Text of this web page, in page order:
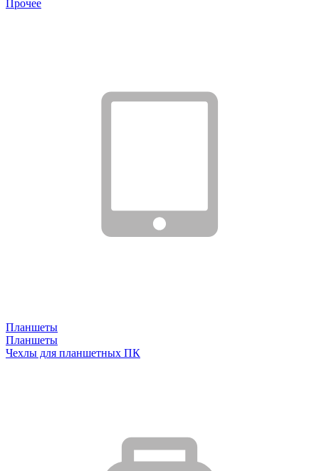
Прочее
Планшеты
Планшеты
Чехлы для планшетных ПК